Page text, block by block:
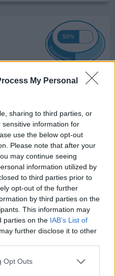
My Personal
sharing to third parties, or
information for
use the below opt-out
Please note that after your
may continue seeing
information utilized by
to third parties prior to
opt-out of the further
by third parties on the
This information may
parties on the IAB’s List of
further disclose it to other
Opt Outs
aan rechterbeen
Hierdoor in het pijn
geprobeerd om van de
begint met Diclofenac,
ook Lyrica en dat soort
therapie maar niets
van de medicatie
3 reacties